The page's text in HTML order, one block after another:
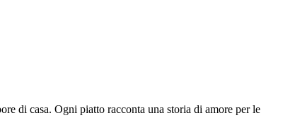
di casa. Ogni piatto racconta una storia di amore per le